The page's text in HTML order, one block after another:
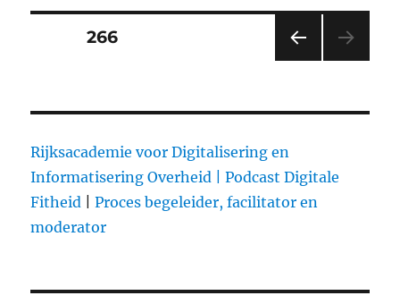
with
Posts
PAG
266
Rijksacademie voor Digitalisering en
Informatisering Overheid |
Podcast Digitale
Fitheid |Proces begeleider, facilitator en
moderator